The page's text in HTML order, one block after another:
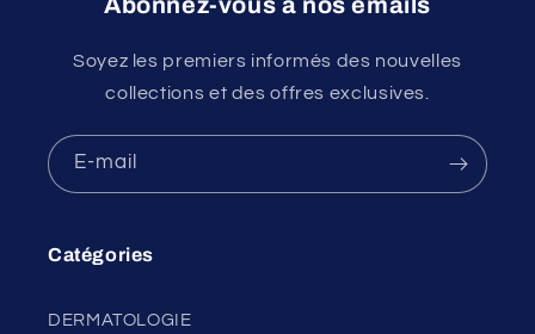
Soyez les premiers informés des nouvelles
collections et des offres exclusives.
E-mail
Catégories
DERMATOLOGIE